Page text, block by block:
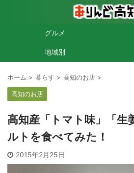
グルメ
地域別
ホーム > 暮らす > 高知のお店 >
高知のお店
高知産「トマト味」「生
ルトを食べてみた！
2015年2月25日